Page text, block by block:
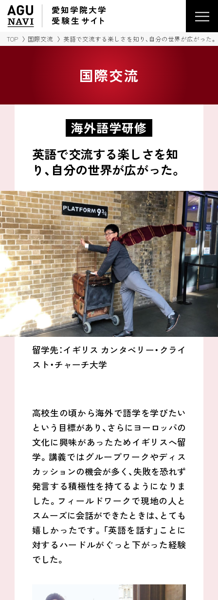
愛知学院大学
受験生 サイ ト
TOP 国際交流 英語で交流する楽しさを知り、 自分の世界が広がった。
国際交流
海外語学研修
英語で交流する楽しさを知
り、 自分の世界が広がった。
留学先：イギリス カンタベリー・クライ
スト・チャーチ大学
高校生の頃から海外で語学を学びたい
という目標があり、さらにヨーロッパの
文化に興味があったためイギリスへ留
学。講義ではグループワークやディス
カッションの機会が多く、失敗を恐れず
発言する積極性を持てるようになりま
した。フィールドワークで現地の人と
スムーズに会話ができたときは、とても
嬉しかったです。「英語を話す」ことに
対するハードルがぐっと下がった経験
でした。